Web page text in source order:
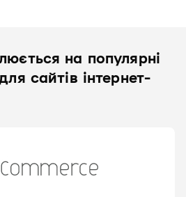
на популярні
сайтів інтернет-